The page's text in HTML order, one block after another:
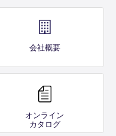
会社概要
オンライン
カタログ